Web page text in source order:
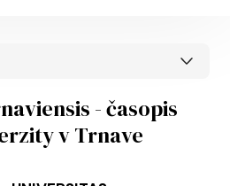
- časopis
v Trnave